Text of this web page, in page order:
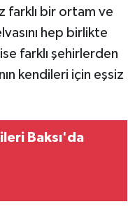
farklı bir ortam ve
hep birlikte
farklı şehirlerden
kendileri için eşsiz
Baksı'da